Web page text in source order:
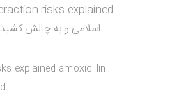
risks explained
اسلامی و به چالش
explained amoxicillin